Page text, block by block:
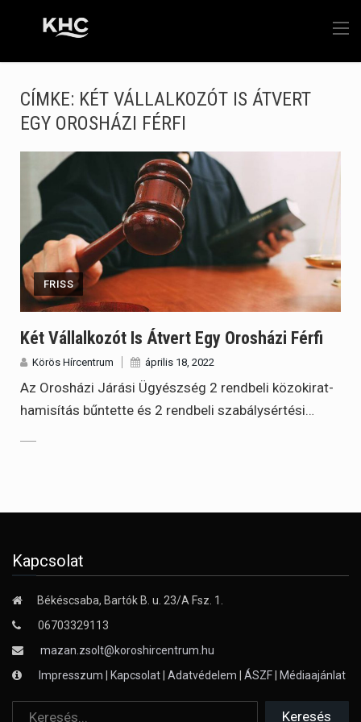
CÍMKE: KÉT VÁLLALKOZÓT IS ÁTVERT
EGY OROSHÁZI FÉRFI
FRISS
Két Vállalkozót Is Átvert Egy Orosházi Férfi
Körös Hírcentrum április 18, 2022
Az Orosházi Járási Ügyészség 2 rendbeli közokirat-
hamisítás bűntette és 2 rendbeli szabálysértési…
Kapcsolat
Békéscsaba, Bartók B. u. 23/A Fsz. 1.
06703329113
mazan.zsolt@koroshircentrum.hu
Impresszum
Kapcsolat Adatvédelem ÁSZF Médiaajánlat